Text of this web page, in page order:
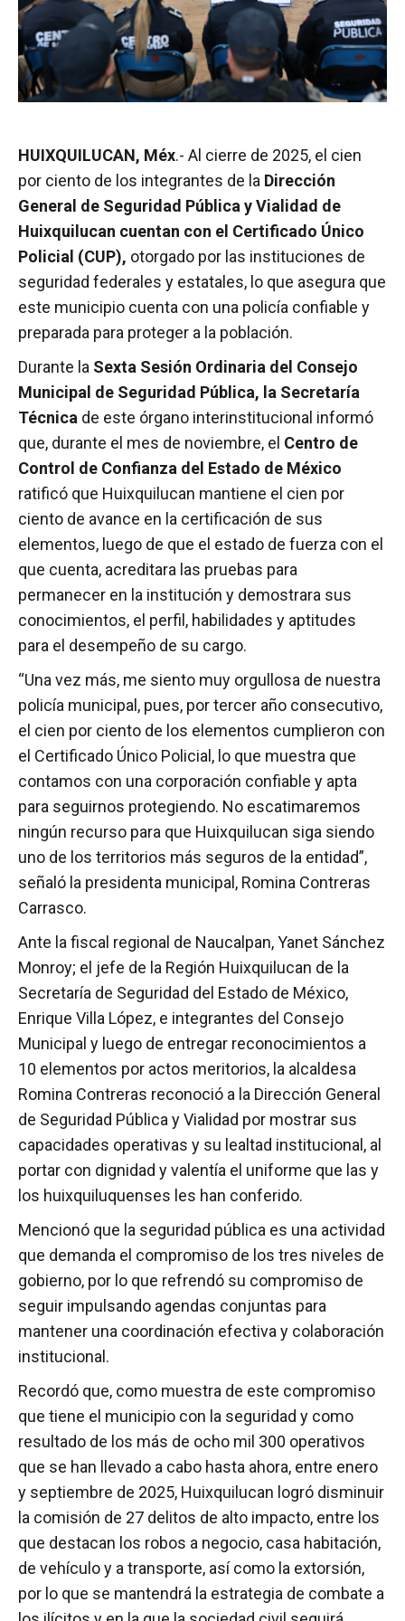
HUIXQUILUCAN, Méx.- Al cierre de 2025, el cien
por ciento de los integrantes de la Dirección
General de Seguridad Pública y Vialidad de
Huixquilucan cuentan con el Certificado Único
Policial (CUP), otorgado por las instituciones de
seguridad federales y estatales, lo que asegura que
este municipio cuenta con una policía confiable y
preparada para proteger a la población.
Durante la Sexta Sesión Ordinaria del Consejo
Municipal de Seguridad Pública, la Secretaría
Técnica de este órgano interinstitucional informó
que, durante el mes de noviembre, el Centro de
Control de Confianza del Estado de México
ratificó que Huixquilucan mantiene el cien por
ciento de avance en la certificación de sus
elementos, luego de que el estado de fuerza con el
que cuenta, acreditara las pruebas para
permanecer en la institución y demostrara sus
conocimientos, el perfil, habilidades y aptitudes
para el desempeño de su cargo.
“Una vez más, me siento muy orgullosa de nuestra
policía municipal, pues, por tercer año consecutivo,
el cien por ciento de los elementos cumplieron con
el Certificado Único Policial, lo que muestra que
contamos con una corporación confiable y apta
para seguirnos protegiendo. No escatimaremos
ningún recurso para que Huixquilucan siga siendo
uno de los territorios más seguros de la entidad”,
señaló la presidenta municipal, Romina Contreras
Carrasco.
Ante la fiscal regional de Naucalpan, Yanet Sánchez
Monroy; el jefe de la Región Huixquilucan de la
Secretaría de Seguridad del Estado de México,
Enrique Villa López, e integrantes del Consejo
Municipal y luego de entregar reconocimientos a
10 elementos por actos meritorios, la alcaldesa
Romina Contreras reconoció a la Dirección General
de Seguridad Pública y Vialidad por mostrar sus
capacidades operativas y su lealtad institucional, al
portar con dignidad y valentía el uniforme que las y
los huixquiluquenses les han conferido.
Mencionó que la seguridad pública es una actividad
que demanda el compromiso de los tres niveles de
gobierno, por lo que refrendó su compromiso de
seguir impulsando agendas conjuntas para
mantener una coordinación efectiva y colaboración
institucional.
Recordó que, como muestra de este compromiso
que tiene el municipio con la seguridad y como
resultado de los más de ocho mil 300 operativos
que se han llevado a cabo hasta ahora, entre enero
y septiembre de 2025, Huixquilucan logró disminuir
la comisión de 27 delitos de alto impacto, entre los
que destacan los robos a negocio, casa habitación,
de vehículo y a transporte, así como la extorsión,
por lo que se mantendrá la estrategia de combate a